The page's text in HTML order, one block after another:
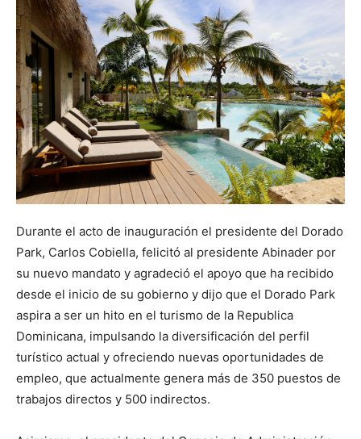
Durante el acto de inauguración el presidente del Dorado
Park, Carlos Cobiella, felicitó al presidente Abinader por
su nuevo mandato y agradeció el apoyo que ha recibido
desde el inicio de su gobierno y dijo que el Dorado Park
aspira a ser un hito en el turismo de la Republica
Dominicana, impulsando la diversificación del perfil
turístico actual y ofreciendo nuevas oportunidades de
empleo, que actualmente genera más de 350 puestos de
trabajos directos y 500 indirectos.